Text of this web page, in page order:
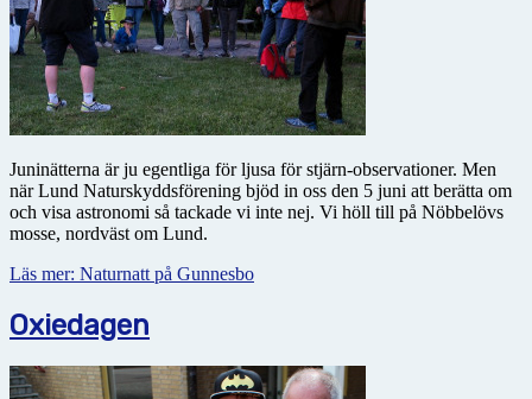
Juninätterna är ju egentliga för ljusa för stjärn-observationer. Men
när Lund Naturskyddsförening bjöd in oss den 5 juni att berätta om
och visa astronomi så tackade vi inte nej. Vi höll till på Nöbbelövs
mosse, nordväst om Lund.
Läs mer: Naturnatt på Gunnesbo
Oxiedagen